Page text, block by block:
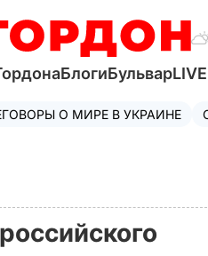
БлогиБульварLIVE
О МИРЕ В УКРАИНЕ